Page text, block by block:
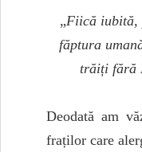
„Fiică iubită,
făptura
trăiți fără
Deodată am
fraților care